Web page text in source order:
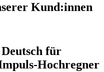
Kund:innen
für
Hochregner